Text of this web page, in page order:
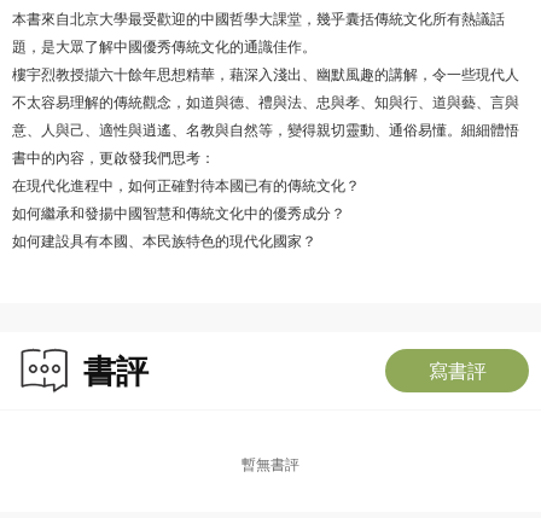
本書來自北京大學最受歡迎的中國哲學大課堂，幾乎囊括傳統文化所有熱議話
題，是大眾了解中國優秀傳統文化的通識佳作。
樓宇烈教授擷六十餘年思想精華，藉深入淺出、幽默風趣的講解，令一些現代人
不太容易理解的傳統觀念，如道與德、禮與法、忠與孝、知與行、道與藝、言與
意、人與己、適性與逍遙、名教與自然等，變得親切靈動、通俗易懂。細細體悟
書中的內容，更啟發我們思考：
在現代化進程中，如何正確對待本國已有的傳統文化？
如何繼承和發揚中國智慧和傳統文化中的優秀成分？
如何建設具有本國、本民族特色的現代化國家？
書評 寫書評
暫無書評